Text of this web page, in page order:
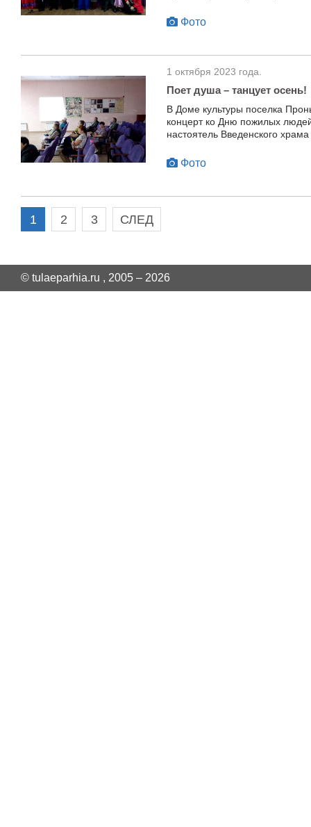
Фото
1 октября 2023 года.
Поет душа – танцует осень!
В Доме культуры поселка
концерт ко Дню пожилых
настоятель Введенского
Фото
1 2 3 СЛЕД
© tulaeparhia.ru , 2005 – 2026